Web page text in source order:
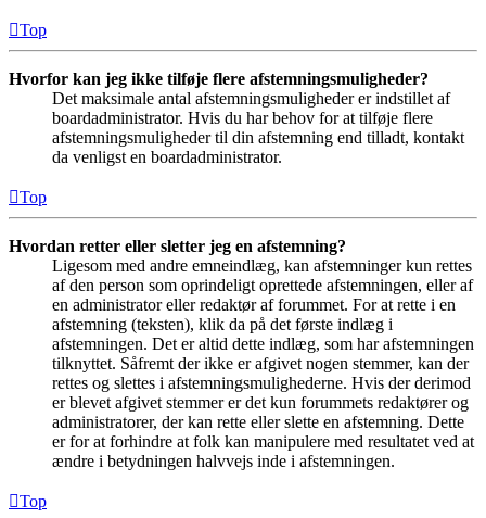
Top
Hvorfor kan jeg ikke tilføje flere afstemningsmuligheder?
Det maksimale antal afstemningsmuligheder er indstillet af
boardadministrator. Hvis du har behov for at tilføje flere
afstemningsmuligheder til din afstemning end tilladt, kontakt
da venligst en boardadministrator.
Top
Hvordan retter eller sletter jeg en afstemning?
Ligesom med andre emneindlæg, kan afstemninger kun rettes
af den person som oprindeligt oprettede afstemningen, eller af
en administrator eller redaktør af forummet. For at rette i en
afstemning (teksten), klik da på det første indlæg i
afstemningen. Det er altid dette indlæg, som har afstemningen
tilknyttet. Såfremt der ikke er afgivet nogen stemmer, kan der
rettes og slettes i afstemningsmulighederne. Hvis der derimod
er blevet afgivet stemmer er det kun forummets redaktører og
administratorer, der kan rette eller slette en afstemning. Dette
er for at forhindre at folk kan manipulere med resultatet ved at
ændre i betydningen halvvejs inde i afstemningen.
Top